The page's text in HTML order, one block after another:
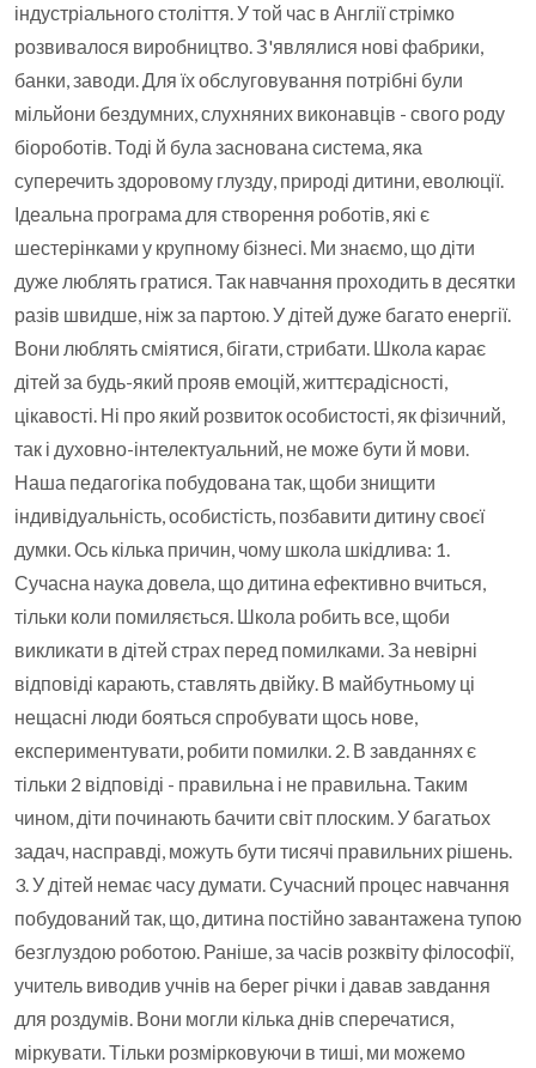
індустріального століття. У той час в Англії стрімко
розвивалося виробництво. З'являлися нові фабрики,
банки, заводи. Для їх обслуговування потрібні були
мільйони бездумних, слухняних виконавців - свого роду
біороботів. Тоді й була заснована система, яка
суперечить здоровому глузду, природі дитини, еволюції.
Ідеальна програма для створення роботів, які є
шестерінками у крупному бізнесі. Ми знаємо, що діти
дуже люблять гратися. Так навчання проходить в десятки
разів швидше, ніж за партою. У дітей дуже багато енергії.
Вони люблять сміятися, бігати, стрибати. Школа карає
дітей за будь-який прояв емоцій, життєрадісності,
цікавості. Ні про який розвиток особистості, як фізичний,
так і духовно-інтелектуальний, не може бути й мови.
Наша педагогіка побудована так, щоби знищити
індивідуальність, особистість, позбавити дитину своєї
думки. Ось кілька причин, чому школа шкідлива: 1.
Сучасна наука довела, що дитина ефективно вчиться,
тільки коли помиляється. Школа робить все, щоби
викликати в дітей страх перед помилками. За невірні
відповіді карають, ставлять двійку. В майбутньому ці
нещасні люди бояться спробувати щось нове,
експериментувати, робити помилки. 2. В завданнях є
тільки 2 відповіді - правильна і не правильна. Таким
чином, діти починають бачити світ плоским. У багатьох
задач, насправді, можуть бути тисячі правильних рішень.
3. У дітей немає часу думати. Сучасний процес навчання
побудований так, що, дитина постійно завантажена тупою
безглуздою роботою. Раніше, за часів розквіту філософії,
учитель виводив учнів на берег річки і давав завдання
для роздумів. Вони могли кілька днів сперечатися,
міркувати. Тільки розмірковуючи в тиші, ми можемо